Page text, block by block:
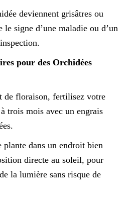
deviennent grisâtres ou
le signe d’une maladie ou d’un
pour des Orchidées
de floraison, fertilisez votre
trois mois avec un engrais
plante dans un endroit bien
directe au soleil, pour
la lumière sans risque de